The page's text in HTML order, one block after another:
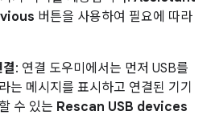
버튼을 사용하여 필요에 따라
: 연결 도우미에서는 먼저 USB를
는 메시지를 표시하고 연결된 기기
수 있는 Rescan USB devices